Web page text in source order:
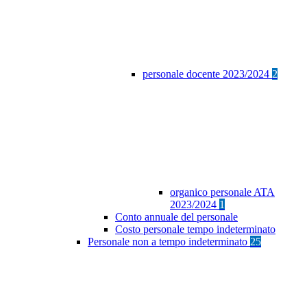
personale docente 2023/2024 2
organico personale ATA
2023/2024 1
Conto annuale del personale
Costo personale tempo indeterminato
Personale non a tempo indeterminato 25